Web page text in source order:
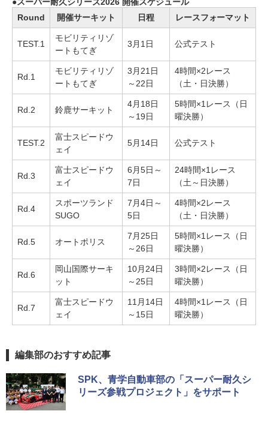
Round
開催サーキット 日程 レースフォーマット
TEST.1
モビリティリゾ
ートもてぎ
3月1日 公式テスト
Rd.1
モビリティリゾ
ートもてぎ
3月21日
～22日
4時間×2レース
（土・日決勝）
Rd.2 鈴鹿サーキット
4月18日
～19日
5時間×1レース（日
曜決勝）
TEST.2
富士スピードウ
ェイ
5月14日 公式テスト
Rd.3
富士スピードウ
ェイ
6月5日～
7日
24時間×1レース
（土～日決勝）
Rd.4
スポーツランド
SUGO
7月4日～
5日
4時間×2レース
（土・日決勝）
Rd.5 オートポリス
7月25日
～26日
5時間×1レース（日
曜決勝）
Rd.6
岡山国際サーキ
ット
10月24日
～25日
3時間×2レース（日
曜決勝）
Rd.7
富士スピードウ
ェイ
11月14日
～15日
4時間×1レース（日
曜決勝）
編集部のおすすめ記事
SPK、青学自動車部の「スーパー耐久シ
リーズ参戦プロジェクト」をサポート